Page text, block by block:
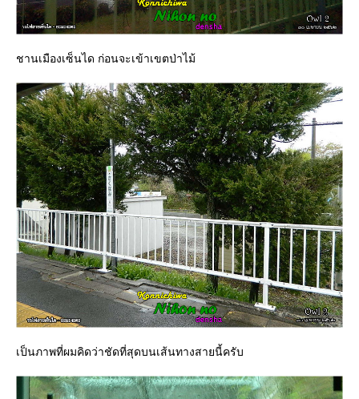
ชานเมืองเซ็นได ก่อนจะเข้าเขตป่าไม้
เป็นภาพที่ผมคิดว่าชัดที่สุดบนเส้นทางสายนี้ครับ